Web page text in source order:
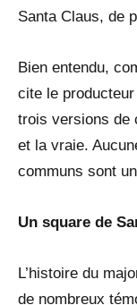
Santa Claus, de
Bien entendu,
cite le
trois versions de
et la vraie.
communs sont
Un square de
L’histoire du
de nombreux